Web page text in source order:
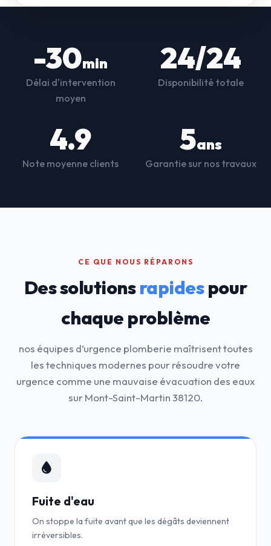
-30min
Délai d'intervention
moyen
24/24
Disponibilité totale
4.9
Note moyenne clients
5ans
Garantie sur nos travaux
CE QUE NOUS RÉPARONS
Des solutionsrapidespour
chaque problème
nos équipes d’urgence plomberie maîtrisent toutes
les techniques modernes pour résoudre votre
urgence comme une mauvaise évacuation des eaux
sur Mont-Saint-Martin 38120.
Fuite d'eau
On stoppe la fuite avant que les dégâts deviennent
irréversibles.